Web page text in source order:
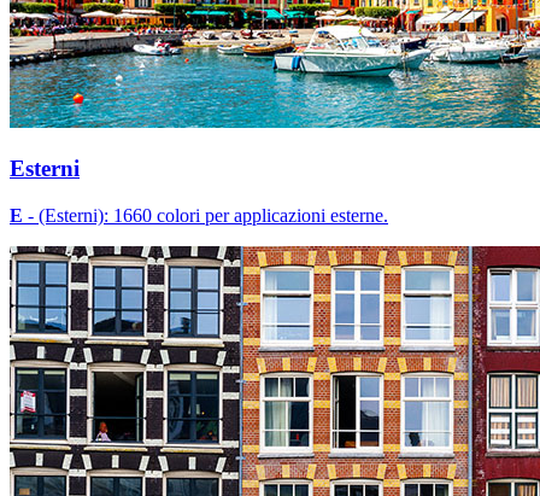
Esterni
E - (Esterni): 1660 colori per applicazioni esterne.